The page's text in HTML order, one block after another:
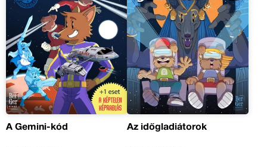
A Gemini-kód Az időgladiátorok